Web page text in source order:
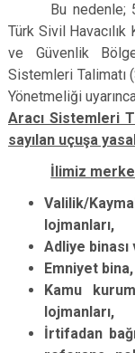
Bu nedenle;
Türk Sivil
ve Güvenlik
Sistemleri Talimatı
Yönetmeliği
Aracı Sistemleri
sayılan uçuşa
İlimiz
Valilik/
lojmanları,
Adliye binası
Emniyet
Kamu
lojmanları,
İrtifadan